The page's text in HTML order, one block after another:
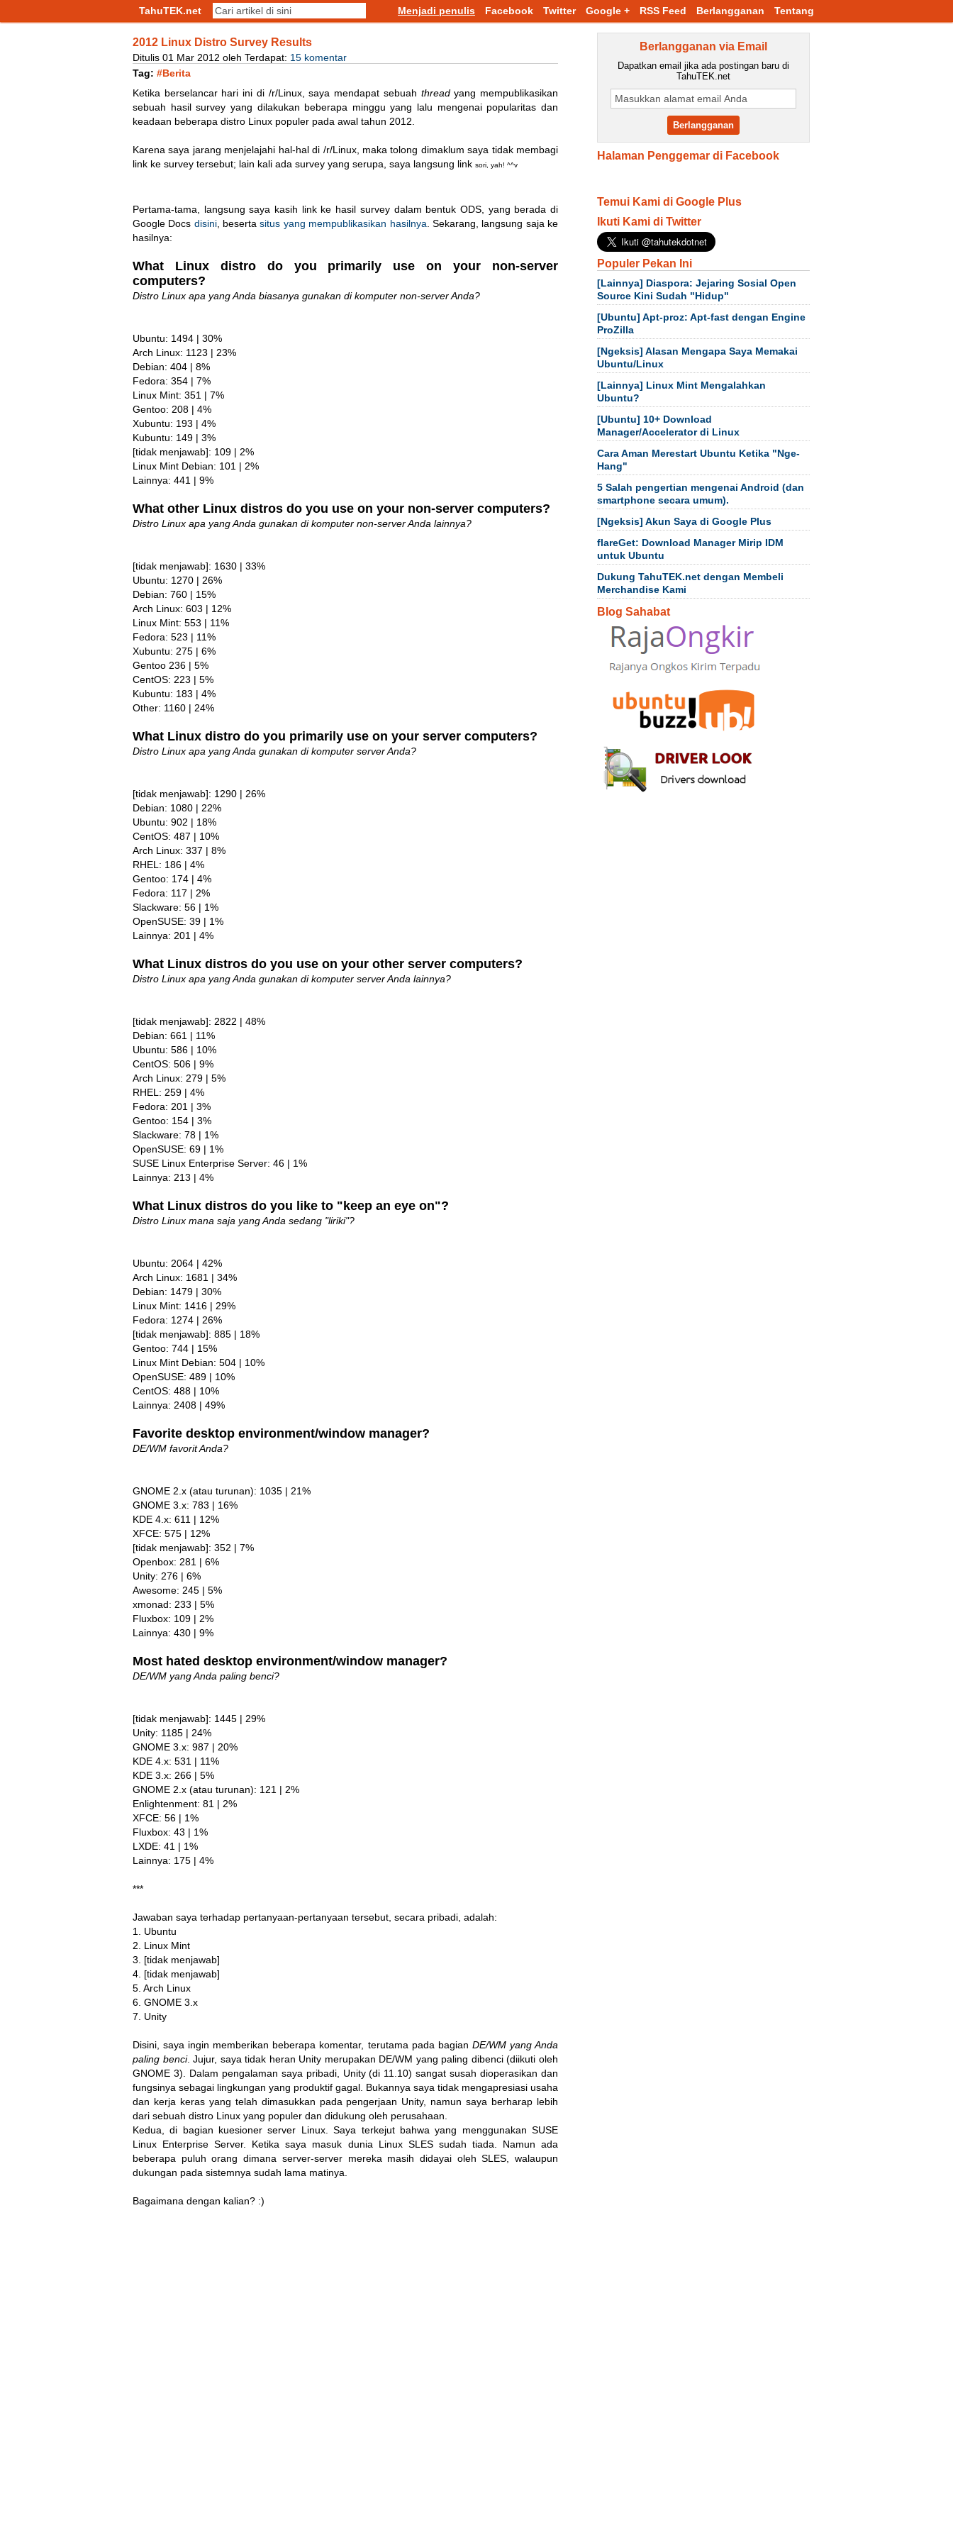
TahuTEK.net Menjadi penulis Facebook Twitter Google + RSS Feed Berlangganan Tentang
2012 Linux Distro Survey Results
Ditulis 01 Mar 2012 oleh Terdapat: 15 komentar
Tag: #Berita
Ketika berselancar hari ini di /r/Linux, saya mendapat sebuah threadyang mempublikasikan
sebuah hasil survey yang dilakukan beberapa minggu yang lalu mengenai popularitas dan
keadaan beberapa distro Linux populer pada awal tahun 2012.
Karena saya jarang menjelajahi hal-hal di /r/Linux, maka tolong dimaklum saya tidak membagi
link ke survey tersebut; lain kali ada survey yang serupa, saya langsung link sori, yah! ^^v
Pertama-tama, langsung saya kasih link ke hasil survey dalam bentuk ODS, yang berada di
Google Docs disini, besertasitus yang mempublikasikan hasilnya . Sekarang, langsung saja ke
hasilnya:
What Linux distro do you primarily use on your non-server
computers?
Distro Linux apa yang Anda biasanya gunakan di komputer non-server Anda?
Ubuntu: 1494 | 30%
Arch Linux: 1123 | 23%
Debian: 404 | 8%
Fedora: 354 | 7%
Linux Mint: 351 | 7%
Gentoo: 208 | 4%
Xubuntu: 193 | 4%
Kubuntu: 149 | 3%
[tidak menjawab]: 109 | 2%
Linux Mint Debian: 101 | 2%
Lainnya: 441 | 9%
What other Linux distros do you use on your non-server computers?
Distro Linux apa yang Anda gunakan di komputer non-server Anda lainnya?
[tidak menjawab]: 1630 | 33%
Ubuntu: 1270 | 26%
Debian: 760 | 15%
Arch Linux: 603 | 12%
Linux Mint: 553 | 11%
Fedora: 523 | 11%
Xubuntu: 275 | 6%
Gentoo 236 | 5%
CentOS: 223 | 5%
Kubuntu: 183 | 4%
Other: 1160 | 24%
What Linux distro do you primarily use on your server computers?
Distro Linux apa yang Anda gunakan di komputer server Anda?
[tidak menjawab]: 1290 | 26%
Debian: 1080 | 22%
Ubuntu: 902 | 18%
CentOS: 487 | 10%
Arch Linux: 337 | 8%
RHEL: 186 | 4%
Gentoo: 174 | 4%
Fedora: 117 | 2%
Slackware: 56 | 1%
OpenSUSE: 39 | 1%
Lainnya: 201 | 4%
What Linux distros do you use on your other server computers?
Distro Linux apa yang Anda gunakan di komputer server Anda lainnya?
[tidak menjawab]: 2822 | 48%
Debian: 661 | 11%
Ubuntu: 586 | 10%
CentOS: 506 | 9%
Arch Linux: 279 | 5%
RHEL: 259 | 4%
Fedora: 201 | 3%
Gentoo: 154 | 3%
Slackware: 78 | 1%
OpenSUSE: 69 | 1%
SUSE Linux Enterprise Server: 46 | 1%
Lainnya: 213 | 4%
What Linux distros do you like to "keep an eye on"?
Distro Linux mana saja yang Anda sedang "liriki"?
Ubuntu: 2064 | 42%
Arch Linux: 1681 | 34%
Debian: 1479 | 30%
Linux Mint: 1416 | 29%
Fedora: 1274 | 26%
[tidak menjawab]: 885 | 18%
Gentoo: 744 | 15%
Linux Mint Debian: 504 | 10%
OpenSUSE: 489 | 10%
CentOS: 488 | 10%
Lainnya: 2408 | 49%
Favorite desktop environment/window manager?
DE/WM favorit Anda?
GNOME 2.x (atau turunan): 1035 | 21%
GNOME 3.x: 783 | 16%
KDE 4.x: 611 | 12%
XFCE: 575 | 12%
[tidak menjawab]: 352 | 7%
Openbox: 281 | 6%
Unity: 276 | 6%
Awesome: 245 | 5%
xmonad: 233 | 5%
Fluxbox: 109 | 2%
Lainnya: 430 | 9%
Most hated desktop environment/window manager?
DE/WM yang Anda paling benci?
[tidak menjawab]: 1445 | 29%
Unity: 1185 | 24%
GNOME 3.x: 987 | 20%
KDE 4.x: 531 | 11%
KDE 3.x: 266 | 5%
GNOME 2.x (atau turunan): 121 | 2%
Enlightenment: 81 | 2%
XFCE: 56 | 1%
Fluxbox: 43 | 1%
LXDE: 41 | 1%
Lainnya: 175 | 4%
***
Jawaban saya terhadap pertanyaan-pertanyaan tersebut, secara pribadi, adalah:
1. Ubuntu
2. Linux Mint
3. [tidak menjawab]
4. [tidak menjawab]
5. Arch Linux
6. GNOME 3.x
7. Unity
Disini, saya ingin memberikan beberapa komentar, terutama pada bagian DE/WM yang Anda
paling benci. Jujur, saya tidak heran Unity merupakan DE/WM yang paling dibenci (diikuti oleh
GNOME 3). Dalam pengalaman saya pribadi, Unity (di 11.10) sangat susah dioperasikan dan
fungsinya sebagai lingkungan yang produktif gagal. Bukannya saya tidak mengapresiasi usaha
dan kerja keras yang telah dimasukkan pada pengerjaan Unity, namun saya berharap lebih
dari sebuah distro Linux yang populer dan didukung oleh perusahaan.
Kedua, di bagian kuesioner server Linux. Saya terkejut bahwa yang menggunakan SUSE
Linux Enterprise Server. Ketika saya masuk dunia Linux SLES sudah tiada. Namun ada
beberapa puluh orang dimana server-server mereka masih didayai oleh SLES, walaupun
dukungan pada sistemnya sudah lama matinya.
Bagaimana dengan kalian? :)
Berlangganan via Email
Dapatkan email jika ada postingan baru di
TahuTEK.net
Halaman Penggemar di Facebook
Temui Kami di Google Plus
Ikuti Kami di Twitter
Populer Pekan Ini
[Lainnya] Diaspora: Jejaring Sosial Open
Source Kini Sudah "Hidup"
[Ubuntu] Apt-proz: Apt-fast dengan Engine
ProZilla
[Ngeksis] Alasan Mengapa Saya Memakai
Ubuntu/Linux
[Lainnya] Linux Mint Mengalahkan
Ubuntu?
[Ubuntu] 10+ Download
Manager/Accelerator di Linux
Cara Aman Merestart Ubuntu Ketika "Nge-
Hang"
5 Salah pengertian mengenai Android (dan
smartphone secara umum).
[Ngeksis] Akun Saya di Google Plus
flareGet: Download Manager Mirip IDM
untuk Ubuntu
Dukung TahuTEK.net dengan Membeli
Merchandise Kami
Blog Sahabat